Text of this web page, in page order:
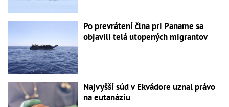
Po prevrátení člna pri Paname sa
objavili telá utopených migrantov
Najvyšší súd v Ekvádore uznal právo
na eutanáziu